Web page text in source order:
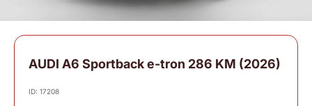
AUDI A6 Sportback e-tron 286 KM (2026)
ID: 17208